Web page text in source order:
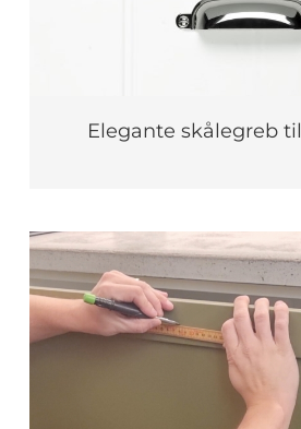
Elegante skålegreb